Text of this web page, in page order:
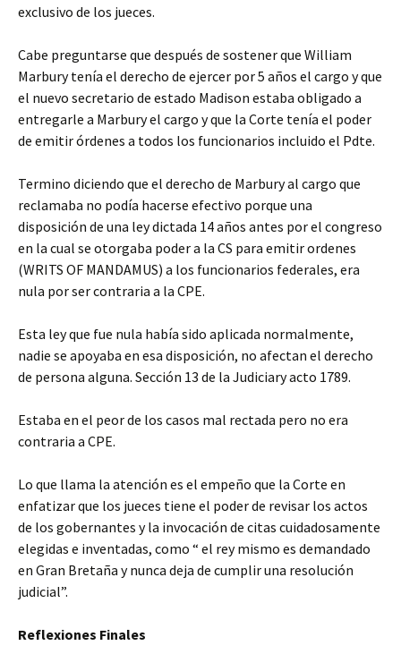
exclusivo de los jueces.
Cabe preguntarse que después de sostener que William
Marbury tenía el derecho de ejercer por 5 años el cargo y que
el nuevo secretario de estado Madison estaba obligado a
entregarle a Marbury el cargo y que la Corte tenía el poder
de emitir órdenes a todos los funcionarios incluido el Pdte.
Termino diciendo que el derecho de Marbury al cargo que
reclamaba no podía hacerse efectivo porque una
disposición de una ley dictada 14 años antes por el congreso
en la cual se otorgaba poder a la CS para emitir ordenes
(WRITS OF MANDAMUS) a los funcionarios federales, era
nula por ser contraria a la CPE.
Esta ley que fue nula había sido aplicada normalmente,
nadie se apoyaba en esa disposición, no afectan el derecho
de persona alguna. Sección 13 de la Judiciary acto 1789.
Estaba en el peor de los casos mal rectada pero no era
contraria a CPE.
Lo que llama la atención es el empeño que la Corte en
enfatizar que los jueces tiene el poder de revisar los actos
de los gobernantes y la invocación de citas cuidadosamente
elegidas e inventadas, como “ el rey mismo es demandado
en Gran Bretaña y nunca deja de cumplir una resolución
judicial”.
Reflexiones Finales